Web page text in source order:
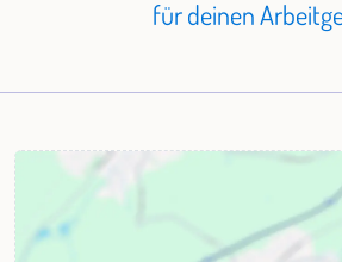
für deinen